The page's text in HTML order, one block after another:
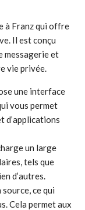
à Franz qui offre
Il est conçu
messagerie et
vie privée.
une interface
vous permet
d’applications
un large
tels que
d’autres.
ce qui
Cela permet aux